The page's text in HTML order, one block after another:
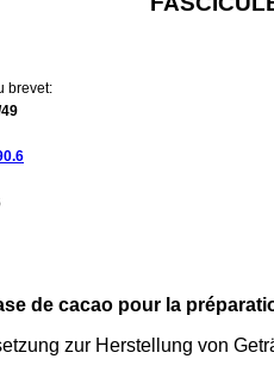
brevet:
de cacao pour la
zur Herstellung von